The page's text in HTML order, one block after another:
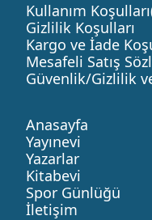
Kullanım
Gizlilik Koşulları
Kargo ve İade
Mesafeli Satış
Güvenlik/Gizlilik
Anasayfa
Yayınevi
Yazarlar
Kitabevi
Spor Günlüğü
İletişim